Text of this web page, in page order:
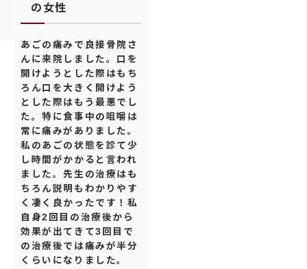
の女性
あごの痛みで良接骨院さ
んに来院しました。口を
開けようとした際はもち
ろん口を大きく開けよう
とした際はもう最悪でし
た。特に食事中の咀嚼は
常に痛みがありました。
私のあごの状態を診て少
し時間がかかると言われ
ました。先生の治療はも
ちろん説明もわかりやす
く凄く良かったです！私
自身2回目の治療後から
効果が出てきて3回目で
の治療後では痛みが半分
くらいになりました。